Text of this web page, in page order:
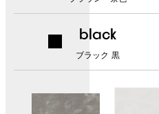
black
ブラック 黒